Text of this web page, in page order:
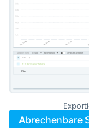
Abrechenbare